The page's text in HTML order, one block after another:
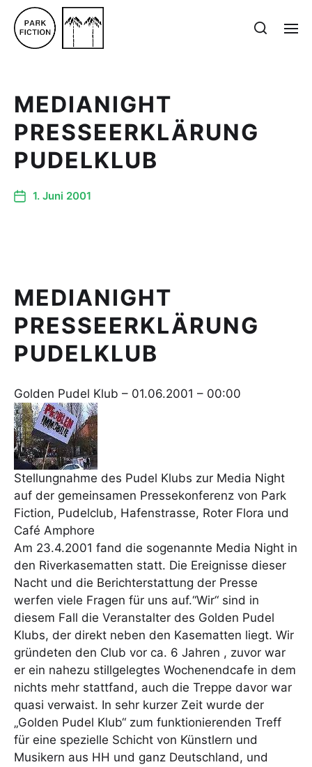
MEDIANIGHT
PRESSEERKLÄRUNG
PUDELKLUB
1. Juni 2001
MEDIANIGHT
PRESSEERKLÄRUNG
PUDELKLUB
Golden Pudel Klub – 01.06.2001 – 00:00
Stellungnahme des Pudel Klubs zur Media Night
auf der gemeinsamen Pressekonferenz von Park
Fiction, Pudelclub, Hafenstrasse, Roter Flora und
Café Amphore
Am 23.4.2001 fand die sogenannte Media Night in
den Riverkasematten statt. Die Ereignisse dieser
Nacht und die Berichterstattung der Presse
werfen viele Fragen für uns auf.“Wir“ sind in
diesem Fall die Veranstalter des Golden Pudel
Klubs, der direkt neben den Kasematten liegt. Wir
gründeten den Club vor ca. 6 Jahren , zuvor war
er ein nahezu stillgelegtes Wochenendcafe in dem
nichts mehr stattfand, auch die Treppe davor war
quasi verwaist. In sehr kurzer Zeit wurde der
„Golden Pudel Klub“ zum funktionierenden Treff
für eine spezielle Schicht von Künstlern und
Musikern aus HH und ganz Deutschland, und